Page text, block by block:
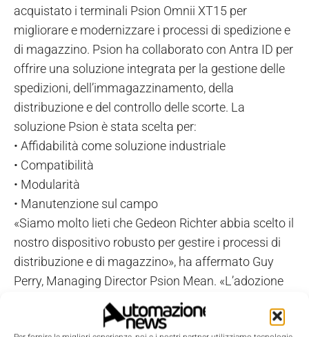
acquistato i terminali Psion Omnii XT15 per
migliorare e modernizzare i processi di spedizione e
di magazzino. Psion ha collaborato con Antra ID per
offrire una soluzione integrata per la gestione delle
spedizioni, dell’immagazzinamento, della
distribuzione e del controllo delle scorte. La
soluzione Psion è stata scelta per:
• Affidabilità come soluzione industriale
• Compatibilità
• Modularità
• Manutenzione sul campo
«Siamo molto lieti che Gedeon Richter abbia scelto il
nostro dispositivo robusto per gestire i processi di
distribuzione e di magazzino», ha affermato Guy
Perry, Managing Director Psion Mean. «L’adozione
da parte di Gedeon Richter della nostra soluzione
estende la nostra penetrazione nel settore